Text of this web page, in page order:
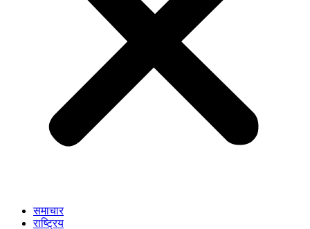
समाचार
राष्ट्रिय